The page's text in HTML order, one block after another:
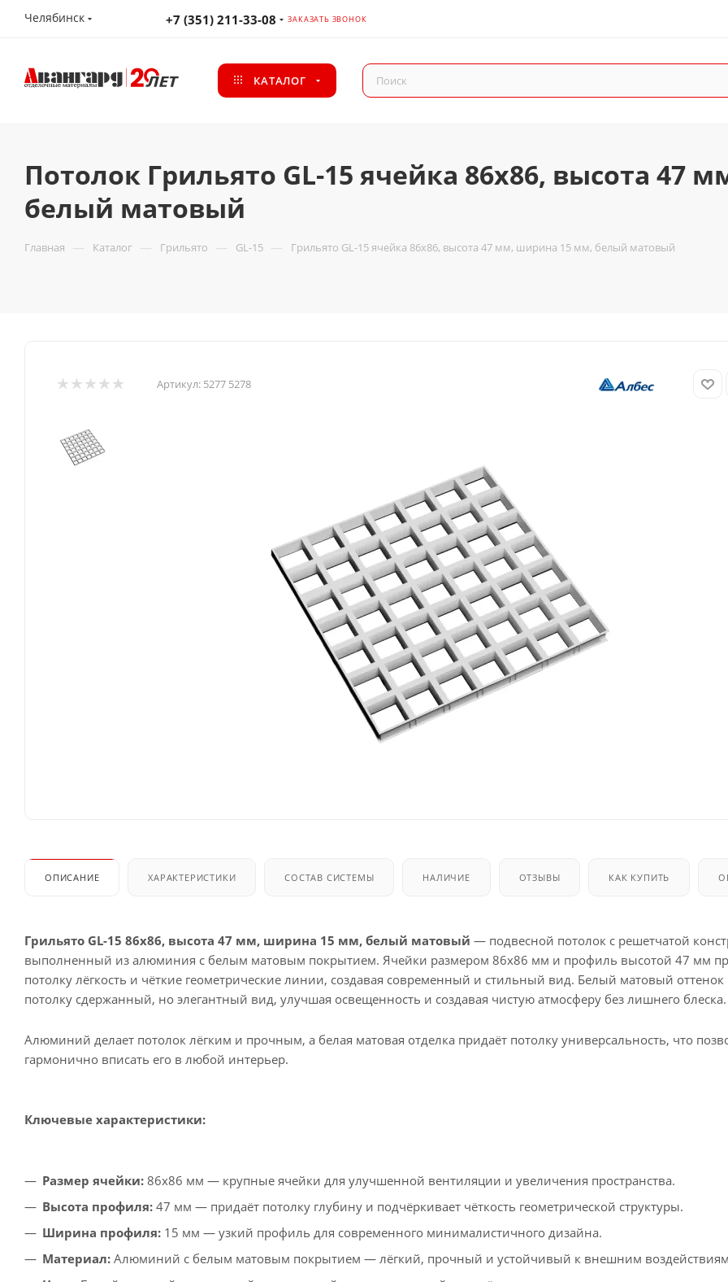
Челябинск +7 (351) 211-33-08 ЗАКАЗАТЬ ЗВОНОК
КАТАЛОГ
Потолок Грильято GL-15 ячейка 86x86, высота 47
белый матовый
Главная — Каталог — Грильято — GL-15 — Грильято GL-15 ячейка 86x86, высота 47 мм, ширина 15 мм, белый матовый
Артикул: 5277 5278
ОПИСАНИЕ ХАРАКТЕРИСТИКИ СОСТАВ СИСТЕМЫ НАЛИЧИЕ ОТЗЫВЫ КАК КУПИТЬ
Грильято GL-15 86x86, высота 47 мм, ширина 15 мм, белый матовый — подвесной потолок с решетчатой
выполненный из алюминия с белым матовым покрытием. Ячейки размером 86x86 мм и профиль высотой 47 мм
потолку лёгкость и чёткие геометрические линии, создавая современный и стильный вид. Белый матовый оттенок
потолку сдержанный, но элегантный вид, улучшая освещенность и создавая чистую атмосферу без лишнего блеска.
Алюминий делает потолок лёгким и прочным, а белая матовая отделка придаёт потолку универсальность, что
гармонично вписать его в любой интерьер.
Ключевые характеристики:
Размер ячейки: 86x86 мм — крупные ячейки для улучшенной вентиляции и увеличения пространства.
Высота профиля: 47 мм — придаёт потолку глубину и подчёркивает чёткость геометрической структуры.
Ширина профиля: 15 мм — узкий профиль для современного минималистичного дизайна.
Материал: Алюминий с белым матовым покрытием — лёгкий, прочный и устойчивый к внешним